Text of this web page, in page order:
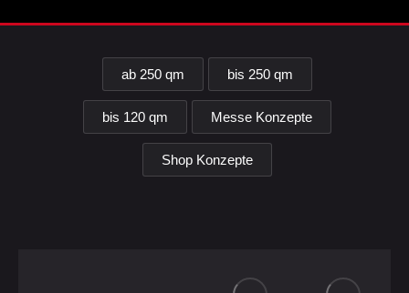
ab 250 qm bis 250 qm
bis 120 qm Messe Konzepte
Shop Konzepte